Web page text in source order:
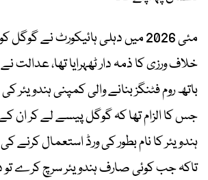
مئی 2026 میں دہلی ہائیکورٹ نے
خلاف ورزی کا ذمہ دار ٹھہرایا تھا، عدالت
باتھ روم فٹنگز بنانے والی کمپنی ہندویئر
جس کا الزام تھا کہ گوگل پیسے لے کر ان کے
ہندویئر کا نام بطور کی ورڈ استعمال کرنے
تاکہ جب کوئی صارف ہندویئر سرچ کرے تو